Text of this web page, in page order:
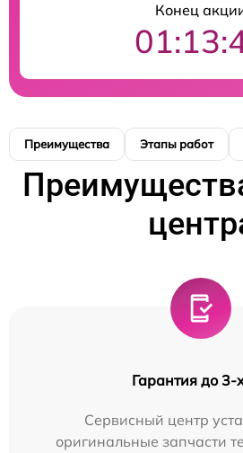
Конец
Преимущества Этапы работ
Гарантия до 3-
Сервисный центр
оригинальные запчасти